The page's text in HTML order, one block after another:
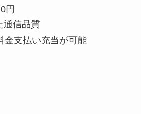
円
通信品質
金支払い充当が可能